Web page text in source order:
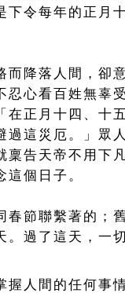
令每年的正
降落人間，
心看百姓無
正月十四、十
這災厄。」
告天帝不用
個日子。
節聯繫著的；
過了這天，一
人間的任何